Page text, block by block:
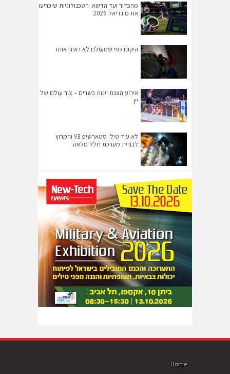
מהכדור ועד הדשא: הטכנולוגיות שיכריעו
את מונדיאל 2026
היקום כפי שמעולם לא ראינו אותו
אירוע הצגת יינות כשרים – צור עולם של
יין
לא עוד טיל: סטארשיפ V3 והמרוץ
לבניית מערכת חלל מלאה
Home